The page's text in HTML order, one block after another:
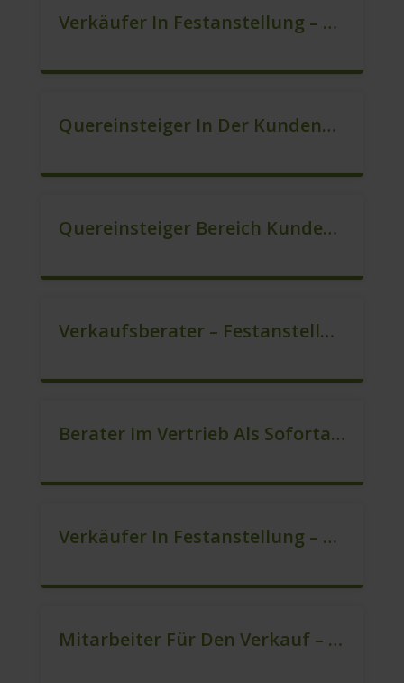
Verkäufer In Festanstellung – Top Gehalt (m/w/d)
Quereinsteiger In Der Kundenberatung (m/w/d)
Quereinsteiger Bereich Kundenberatung (m/w/d)
Verkaufsberater – Festanstellung (m/w/d)
Berater Im Vertrieb Als Sofortanstellung (m/w/d)
Verkäufer In Festanstellung – Top Gehalt (m/w/d)
Mitarbeiter Für Den Verkauf – Quereinstieg Möglich (m/w/d)